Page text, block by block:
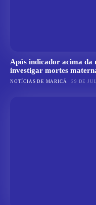
Após indicador acima
investigar mortes
NOTÍCIAS DE MARICÁ 29 DE